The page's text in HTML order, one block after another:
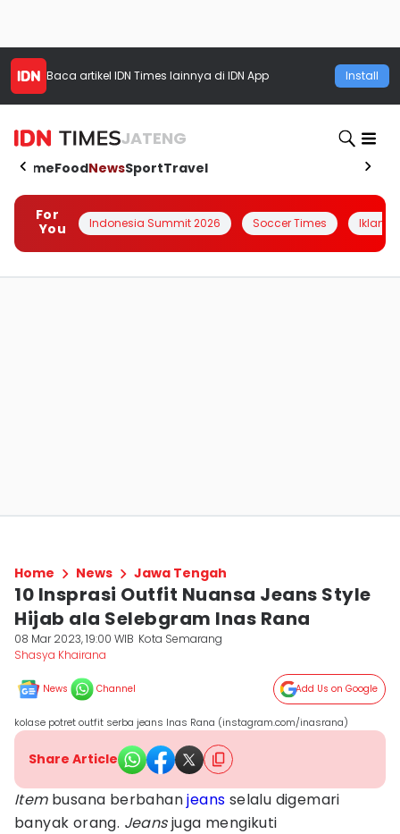
Baca artikel IDN Times lainnya di IDN App Install
JATENG
HomeFoodNewsSportTravel
For
You
Indonesia Summit 2026 Soccer Times Iklanin
Home News Jawa Tengah
10 Insprasi Outfit Nuansa Jeans Style
Hijab ala Selebgram Inas Rana
08 Mar 2023, 19:00 WIB Kota Semarang
Shasya Khairana
News Channel Add Us on Google
kolase potret outfit serba jeans Inas Rana (instagram.com/inasrana)
Share Article
Item busana berbahanjeans selalu digemari
banyak orang. Jeansjuga mengikuti